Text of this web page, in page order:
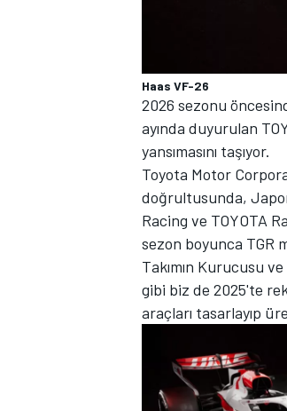
Haas VF-26
2026 sezonu
ayında duyurulan
yansımasını taşıyor.
Toyota Motor
doğrultusunda,
Racing ve TOYOTA
sezon boyunca TGR
Takımın Kurucusu
gibi biz de 2025'te
araçları tasarlayıp